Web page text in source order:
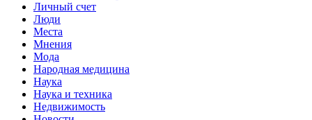
Личный счет
Люди
Места
Мнения
Мода
Народная медицина
Наука
Наука и техника
Недвижимость